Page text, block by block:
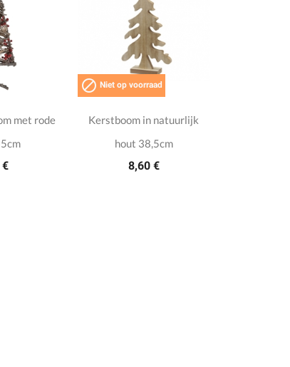
met rode
€
 Niet op voorraad
Kerstboom in natuurlijk
hout 38,5cm
8,60 €